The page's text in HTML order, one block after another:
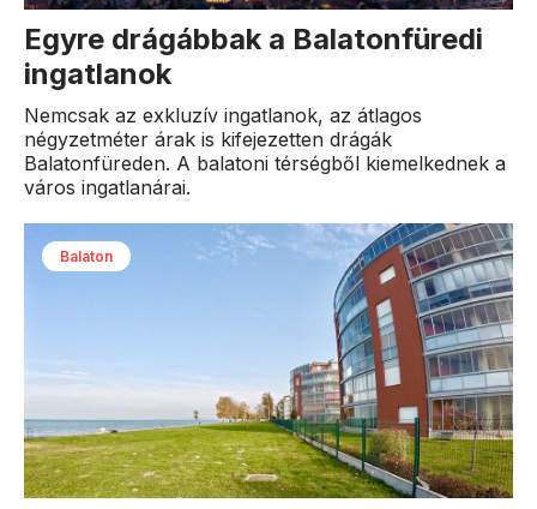
Egyre drágábbak a Balatonfüredi
ingatlanok
Nemcsak az exkluzív ingatlanok, az átlagos
négyzetméter árak is kifejezetten drágák
Balatonfüreden. A balatoni térségből kiemelkednek a
város ingatlanárai.
Balaton